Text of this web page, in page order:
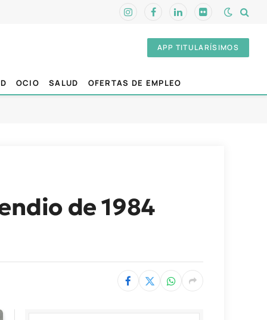
InstagramFacebookLinkedInFlickr
APP TITULARÍSIMOS
OCIO SALUD OFERTAS DE EMPLEO
de 1984